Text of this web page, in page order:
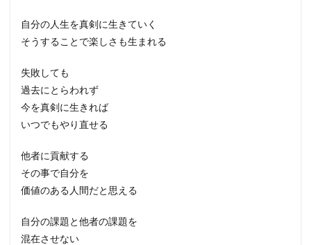
自分の人生を真剣に生きていく
そうすることで楽しさも生まれる
失敗しても
過去にとらわれず
今を真剣に生きれば
いつでもやり直せる
他者に貢献する
その事で自分を
価値のある人間だと思える
自分の課題と他者の課題を
混在させない